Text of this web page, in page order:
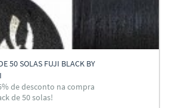
50 SOLAS FUJI BLACK BY
de desconto na compra
de 50 solas!